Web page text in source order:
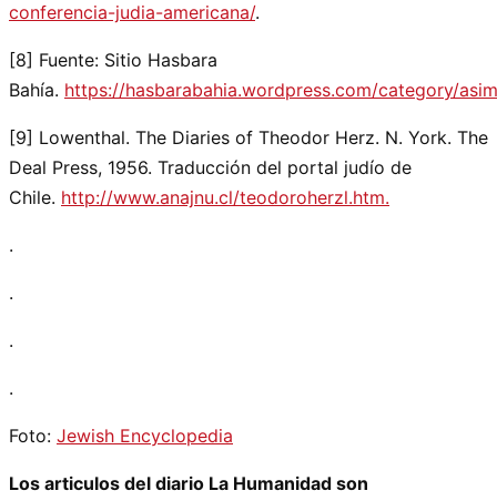
conferencia-judia-americana/.
[8] Fuente: Sitio Hasbara
Bahía. https://hasbarabahia.wordpress.com/category/
[9] Lowenthal. The Diaries of Theodor Herz. N. York. The
Deal Press, 1956. Traducción del portal judío de
Chile. http://www.anajnu.cl/teodoroherzl.htm.
.
.
.
.
Foto: Jewish Encyclopedia
Los articulos del diario La Humanidad son